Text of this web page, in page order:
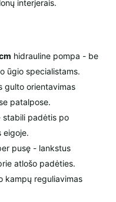
interjerais.
hidrauline pompa - be
ūgio specialistams.
gulto orientavimas
patalpose.
stabili padėtis po
eigoje.
pusę - lankstus
atlošo padėties.
kampų reguliavimas